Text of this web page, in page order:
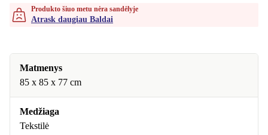
Produkto šiuo metu nėra sandėlyje
Atrask daugiau Baldai
Matmenys
85 x 85 x 77 cm
Medžiaga
Tekstilė